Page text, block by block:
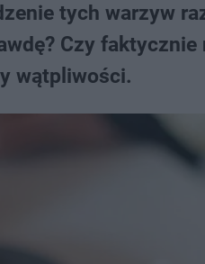
tych warzyw
Czy
wątpliwości.